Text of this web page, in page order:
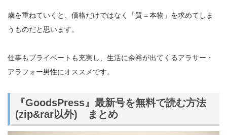
歳を重ねていくと、価格だけではなく「質＝本物」を求めてしま
うものだと思います。
仕事もプライベートも充実し、生活に余裕が出てくるアラサー・
アラフォー男性にオススメです。
『GoodsPress』最新号を無料で読む方法
(zip&rar以外) まとめ